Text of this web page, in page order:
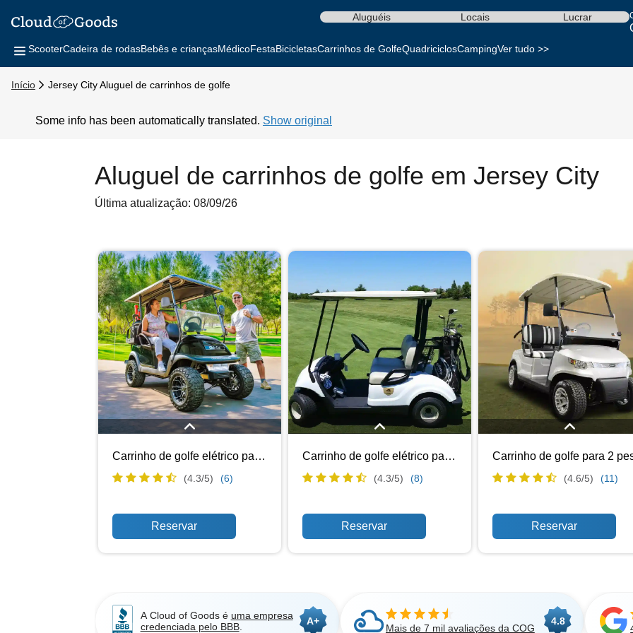
Aluguéis Locais Lucrar
ScooterCadeira de rodasBebês e criançasMédicoFestaBicicletasCarrinhos de GolfeQuadriciclosCampingVer tudo >>
Início Jersey City Aluguel de carrinhos de golfe
Some info has been automatically translated. Show original
Aluguel de carrinhos de golfe em Jersey City
Última atualização: 08/09/26
de golfe elétrico de 4 lugares da Cloud of
Goods oferece transporte silencioso e
ecológico. Com operação suave e
navegar em campos de golfe ou eventos
locais em Jersey City com facilidade e
conforto. Aproveite a conveniência do
design espaçoso, garantindo uma
Carrinho de golfe elétrico para 4 pessoas
(4.3/5) (6)
silencioso com o carrinho de golfe
elétrico de 2 lugares da Cloud of Goods.
Ideal para casais ou duplas, este
locomover em campos de golfe, resorts
ou eventos locais em Jersey City com
zero emissões. Seu tamanho compacto
e fácil manobrabilidade tornam-no uma
Carrinho de golfe elétrico para 2 pessoas
(4.3/5) (8)
2 lugares da Cloud of Goods
desempenho confiável e
tornando-o perfeito para quem
Quer esteja a navegar num campo
golfe ou a explorar locais ao ar livre
Jersey City, este carrinho garante
viagem robusta e suave.
(4.6/5) (11)
A Cloud of Goods é uma empresa
credenciada pelo BBB. A+
Mais de 7 mil avaliações da COG
4.8